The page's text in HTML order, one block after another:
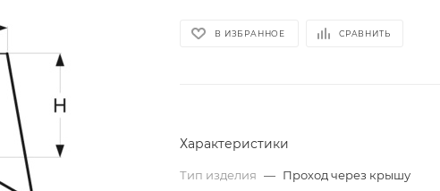
В ИЗБРАННОЕ СРАВНИТЬ
Характеристики
Тип изделия — Проход через крышу